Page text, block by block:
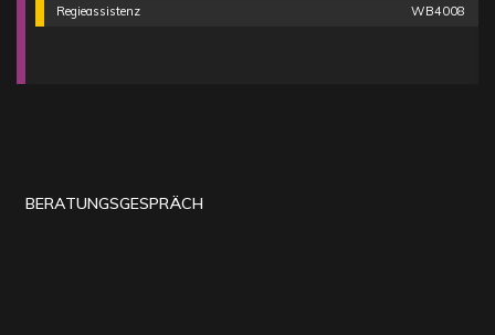
Regieassistenz WB4008
BERATUNGSGESPRÄCH